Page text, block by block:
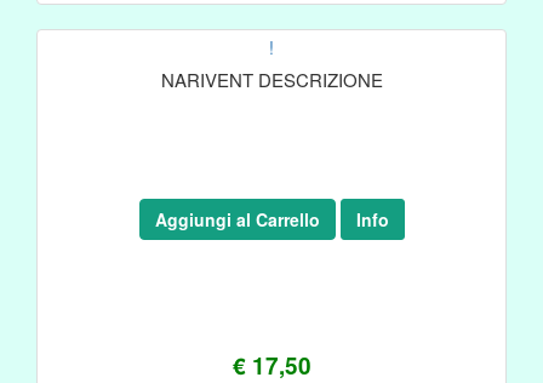
!
NARIVENT DESCRIZIONE
€ 17,50
Aggiungi al Carrello Info